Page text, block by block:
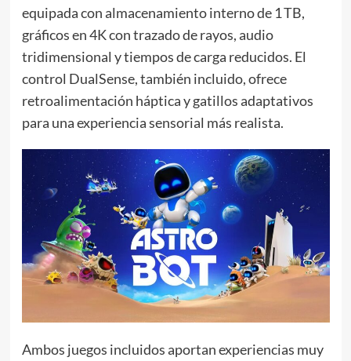
equipada con almacenamiento interno de 1 TB,
gráficos en 4K con trazado de rayos, audio
tridimensional y tiempos de carga reducidos. El
control DualSense, también incluido, ofrece
retroalimentación háptica y gatillos adaptativos
para una experiencia sensorial más realista.
Ambos juegos incluidos aportan experiencias muy